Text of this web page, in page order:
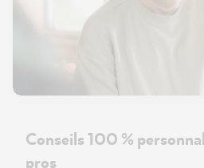
Conseils 100 %
pros